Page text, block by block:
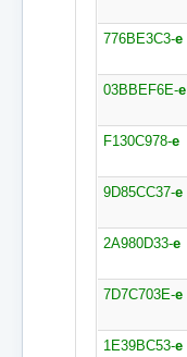
776BE3C3-e
03BBEF6E-e
F130C978-e
9D85CC37-e
2A980D33-e
7D7C703E-e
1E39BC53-e